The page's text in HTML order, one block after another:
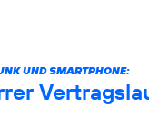
UND SMARTPHONE: